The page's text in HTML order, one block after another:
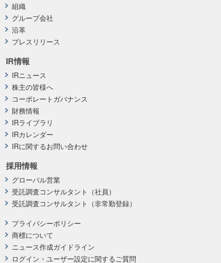
プライバシーポリシー
商標について
ニュース作成ガイドライン
ログイン・ユーザー設定に関するご質問
採用情報
グローバル営業
受託調査コンサルタント（社員）
受託調査コンサルタント（非常勤登録）
組織
グループ会社
沿革
プレスリリース
IR情報
IRニュース
株主の皆様へ
コーポレートガバナンス
財務情報
IRライブラリ
IRカレンダー
IRに関するお問い合わせ